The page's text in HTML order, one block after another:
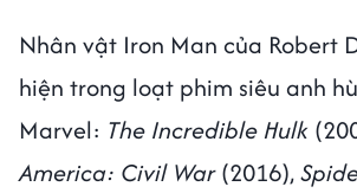
Nhân vật Iron Man của Robert
hiện trong loạt phim siêu anh
Marvel: The Incredible Hulk
America: Civil War(2016),